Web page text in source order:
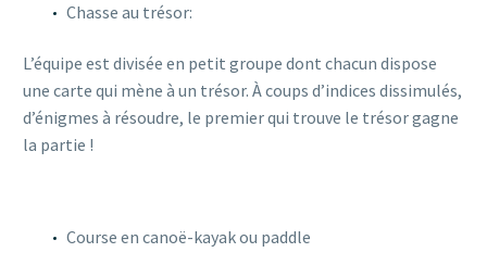
Chasse au trésor:
L’équipe est divisée en petit groupe dont chacun dispose
une carte qui mène à un trésor. À coups d’indices dissimulés,
d’énigmes à résoudre, le premier qui trouve le trésor gagne
la partie !
Course en canoë-kayak ou paddle